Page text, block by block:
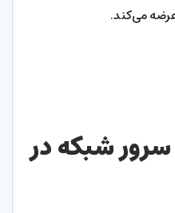
سرور شبکه در